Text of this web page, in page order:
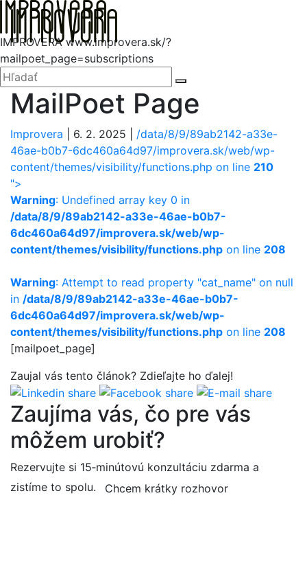
Hore
IMPROVERAwww.improvera.sk/?
mailpoet_page=subscriptions
Zatvoriť
Hľadať:
MailPoet Page
Improvera 6. 2. 2025
/data/8/9/89ab2142-a33e-
46ae-b0b7-6dc460a64d97/improvera.sk/web/wp-
content/themes/visibility/functions.php on line 210
">
Warning: Undefined array key 0 in
/data/8/9/89ab2142-a33e-46ae-b0b7-
6dc460a64d97/improvera.sk/web/wp-
content/themes/visibility/functions.php on line 208
Warning: Attempt to read property "cat_name" on null
in /data/8/9/89ab2142-a33e-46ae-b0b7-
6dc460a64d97/improvera.sk/web/wp-
content/themes/visibility/functions.php on line 208
[mailpoet_page]
Zaujal vás tento článok? Zdieľajte ho ďalej!
Zaujíma vás, čo pre vás
môžem urobiť?
Rezervujte si 15‑minútovú konzultáciu zdarma a
zistíme to spolu.
Chcem krátky rozhovor